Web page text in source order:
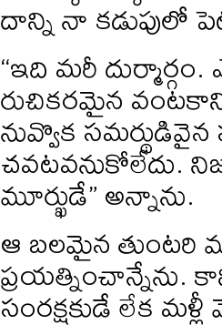
దాన్ని నా కడుపులో
“ఇది మరీ
రుచికరమైన వంటకానికీ
నువ్వొక
చవటవనుకోలేదు.
మూర్ఖుడే” అన్నాను.
ఆ బలమైన తుంటరి
ప్రయత్నించాన్నేను.
సంరక్షకుడే లేక